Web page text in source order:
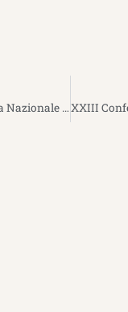
XXI Conferenza Nazionale sul Compostaggio 2019